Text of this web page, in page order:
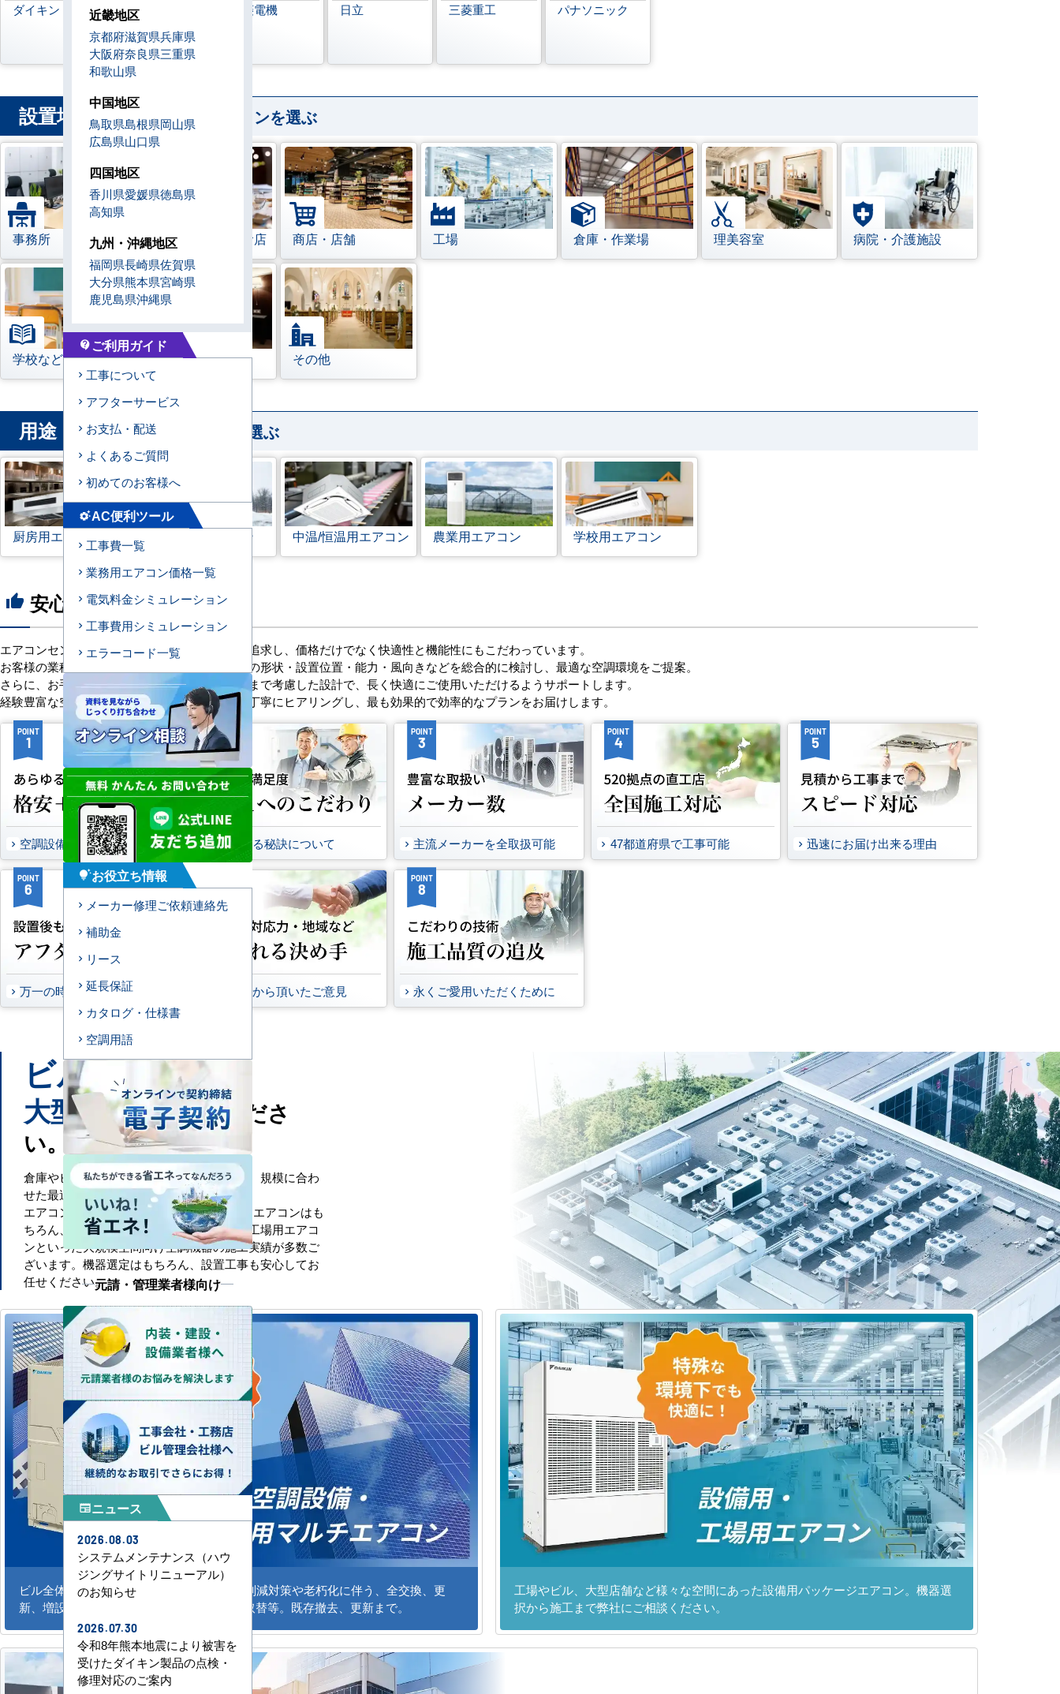
ダイキン
日本キヤリア
(旧:東芝キヤリ
ア)
三菱電機 日立 三菱重工 パナソニック
設置場所 から業務用エアコンを選ぶ
事務所 レストラン・飲食店 商店・店舗 工場 倉庫・作業場 理美容室 病院・介護施設
学校などの教育機関 宿泊施設 その他
用途 から業務用エアコンを選ぶ
厨房用エアコン 寒冷地用エアコン 中温/恒温用エアコン 農業用エアコン 学校用エアコン
thumb_up 安心の8つのポイント
エアコンセンターACは、「格安＋α」の価値を追求し、価格だけでなく快適性と機能性にもこだわっています。
お客様の業種や施設の形態に合わせて、室内機の形状・設置位置・能力・風向きなどを総合的に検討し、最適な空調環境をご提案。
さらに、お手入れのしやすさやメンテナンス性まで考慮した設計で、長く快適にご使用いただけるようサポートします。
経験豊富な空調技術者が現場の状況やご要望を丁寧にヒアリングし、最も効果的で効率的なプランをお届けします。
POINT
1
空調設備のご提案について
POINT
2
選ばれる秘訣について
POINT
3
主流メーカーを全取扱可能
POINT
4
47都道府県で工事可能
POINT
5
迅速にお届け出来る理由
POINT
6
万一の時もお任せください
7
お客様から頂いたご意見
POINT
8
永くご愛用いただくために
ビル 工場などの
大型施設もお任せくださ
い。
倉庫やビル・工場といった大規模空間には、規模に合わ
せた最適な空調設備が必要です。
エアコンセンターACでは、一般的な業務用エアコンはも
ちろん、ビル用マルチエアコンや設備用・工場用エアコ
ンといった大規模空間向け空調機器の施工実績が多数ご
ざいます。機器選定はもちろん、設置工事も安心してお
任せください。
ビル全体のシステム空調の新規導入、CO2削減対策や老朽化に伴う、全交換、更
新、増設。水冷式、ガスエアコンの更新、取替等。既存撤去、更新まで。
工場やビル、大型店舗など様々な空間にあった設備用パッケージエアコン。機器選
択から施工まで弊社にご相談ください。
近畿地区
京都府滋賀県兵庫県
大阪府奈良県三重県
和歌山県
中国地区
鳥取県島根県岡山県
広島県山口県
四国地区
香川県愛媛県徳島県
高知県
九州・沖縄地区
福岡県長崎県佐賀県
大分県熊本県宮崎県
鹿児島県沖縄県
contact_support ご利用ガイド
工事について
アフターサービス
お支払・配送
よくあるご質問
初めてのお客様へ
settings_suggestAC便利ツール
工事費一覧
業務用エアコン価格一覧
電気料金シミュレーション
工事費用シミュレーション
エラーコード一覧
tips_and_updatesお役立ち情報
メーカー修理ご依頼連絡先
補助金
リース
延長保証
カタログ・仕様書
空調用語
元請・管理業者様向け
newspaperニュース
2026.08.03
システムメンテナンス（ハウ
ジングサイトリニューアル）
のお知らせ
2026.07.30
令和8年熊本地震により被害を
受けたダイキン製品の点検・
修理対応のご案内